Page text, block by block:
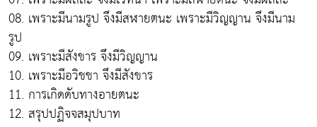
08. เพราะมีนามรูป จึงมีสฬายตนะ เพราะมีวิญญาน จึงมีนาม
รูป
09. เพราะมีสังขาร จึงมีวิญญาน
10. เพราะมีอวิชชา จึงมีสังขาร
11. การเกิดดับทางอายตนะ
12. สรุปปฏิจจสมุปบาท